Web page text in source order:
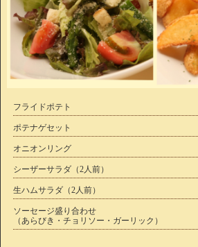
フライドポテト
ポテナゲセット
オニオンリング
シーザーサラダ（2人前）
生ハムサラダ（2人前）
ソーセージ盛り合わせ
（あらびき・チョリソー・ガーリック）